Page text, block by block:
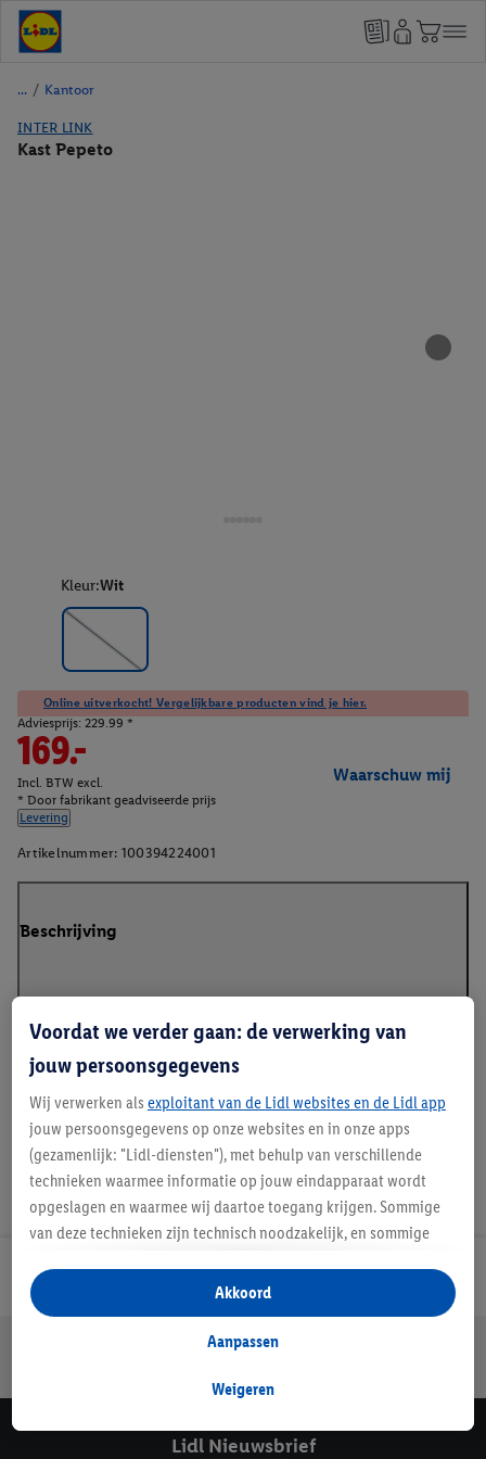
/ Kantoor
INTER LINK
Kast Pepeto
Kleur:Wit
Online uitverkocht! Vergelijkbare producten vind je hier.
Adviesprijs: 229.99 *
169.-
Incl. BTW excl.
* Door fabrikant geadviseerde prijs
Levering
Waarschuw mij
Artikelnummer: 100394224001
Beschrijving
Handleidingen en downloads
Lidl Nieuwsbrief
Jouw voordelen bij ons als Lidl webshop klant
Lidl Nieuwsbrief
Voordat we verder gaan: de verwerking van
jouw persoonsgegevens
Wij verwerken als exploitant van de Lidl websites en de Lidl app
jouw persoonsgegevens op onze websites en in onze apps
(gezamenlijk: "Lidl-diensten"), met behulp van verschillende
technieken waarmee informatie op jouw eindapparaat wordt
opgeslagen en waarmee wij daartoe toegang krijgen. Sommige
van deze technieken zijn technisch noodzakelijk, en sommige
opslaan van voorkeursinstellingen, het verzamelen en
analyseren van statistieken of voor het tonen van
gepersonaliseerde reclame binnen en buiten de Lidl-diensten.
gegevens over jouw aankoopgedrag in de winkel ook voor de
Als je hier toestemming geeft aan ons voor het personaliseren
Weigeren
Aanpassen
Akkoord